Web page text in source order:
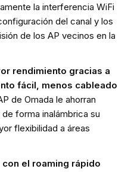
la interferencia WiFi
del canal y los
de los AP vecinos en la
rendimiento gracias a
fácil, menos cableado
de Omada le ahorran
forma inalámbrica su
flexibilidad a áreas
el roaming rápido